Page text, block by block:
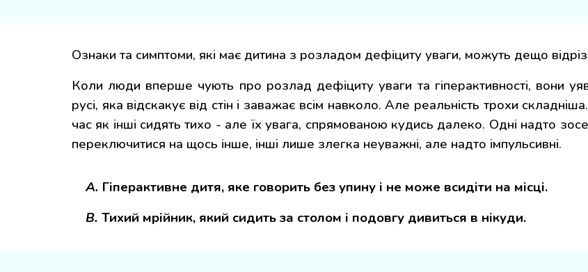
Ознаки та симптоми, які має дитина з розладом дефіциту уваги, можуть дещо
Коли люди вперше чують про розлад дефіциту уваги та гіперактивності, вони
русі, яка відскакує від стін і заважає всім навколо. Але реальність трохи
час як інші сидять тихо - але їх увага, спрямованою кудись далеко. Одні надто
переключитися на щось інше, інші лише злегка неуважні, але надто імпульсивні.
A. Гіперактивне дитя, яке говорить без упину і не може всидіти на місці.
B. Тихий мрійник, який сидить за столом і подовгу дивиться в нікуди.